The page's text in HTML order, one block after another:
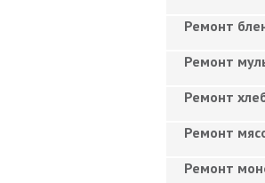
Ремонт
Ремонт
Ремонт
Ремонт
Ремонт